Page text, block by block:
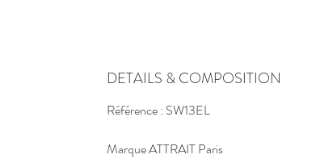
DETAILS & COMPOSITION
Référence : SW13EL
Marque ATTRAIT Paris